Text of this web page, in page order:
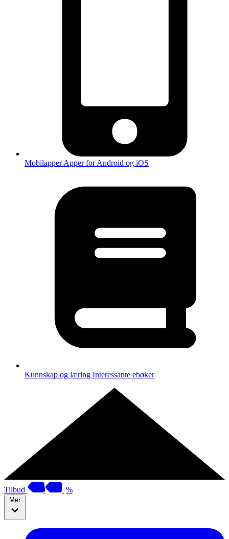
MobilapperApper for Android og iOS
Kunnskap og læring Interessante ebøker
Tilbud %
Mer